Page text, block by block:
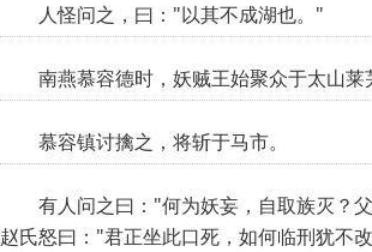
人怪问之，曰："以其不成湖也。"
南燕慕容德时，妖贼王始聚众于太山
慕容镇讨擒之，将斩于马市。
有人问之曰："何为妖妄，自取族灭？
赵氏怒曰："君正坐此口死，如何临刑犹不